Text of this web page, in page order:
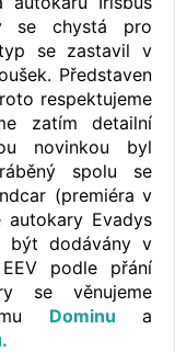
se chystá pro
se zastavil v
Představen
respektujeme
zatím detailní
novinkou byl
spolu se
(premiéra v
autokary Evadys
být dodávány v
podle přání
se věnujeme
Dominu a